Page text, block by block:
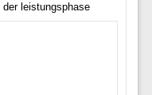
leistungsphase